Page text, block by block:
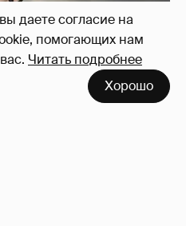
даете согласие на
помогающих нам
Читать подробнее
Хорошо